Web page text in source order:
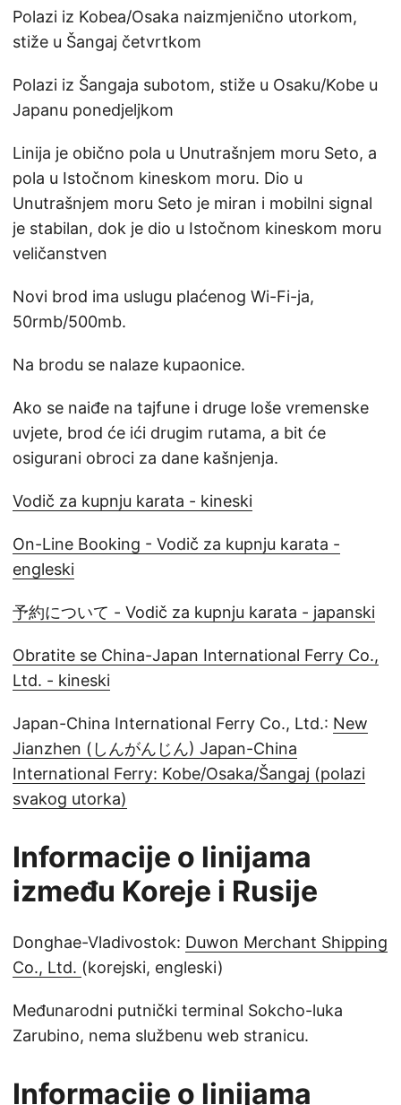
Polazi iz Kobea/Osaka naizmjenično utorkom,
stiže u Šangaj četvrtkom
Polazi iz Šangaja subotom, stiže u Osaku/Kobe u
Japanu ponedjeljkom
Linija je obično pola u Unutrašnjem moru Seto, a
pola u Istočnom kineskom moru. Dio u
Unutrašnjem moru Seto je miran i mobilni signal
je stabilan, dok je dio u Istočnom kineskom moru
veličanstven
Novi brod ima uslugu plaćenog Wi-Fi-ja,
50rmb/500mb.
Na brodu se nalaze kupaonice.
Ako se naiđe na tajfune i druge loše vremenske
uvjete, brod će ići drugim rutama, a bit će
osigurani obroci za dane kašnjenja.
Vodič za kupnju karata - kineski
On-Line Booking - Vodič za kupnju karata -
engleski
予約について - Vodič za kupnju karata - japanski
Obratite se China-Japan International Ferry Co.,
Ltd. - kineski
Japan-China International Ferry Co., Ltd.: New
Jianzhen (しんがんじん) Japan-China
International Ferry: Kobe/Osaka/Šangaj (polazi
svakog utorka)
Informacije o linijama
između Koreje i Rusije
Donghae-Vladivostok: Duwon Merchant Shipping
Co., Ltd. (korejski, engleski)
Međunarodni putnički terminal Sokcho-luka
Zarubino, nema službenu web stranicu.
Informacije o linijama